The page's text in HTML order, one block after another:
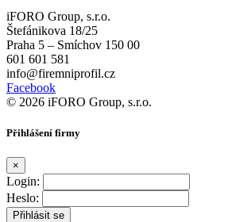
iFORO Group, s.r.o.
Štefánikova 18/25
Praha 5 – Smíchov 150 00
601 601 581
info@firemniprofil.cz
Facebook
© 2026 iFORO Group, s.r.o.
Přihlášení firmy
×
Login:
Heslo: